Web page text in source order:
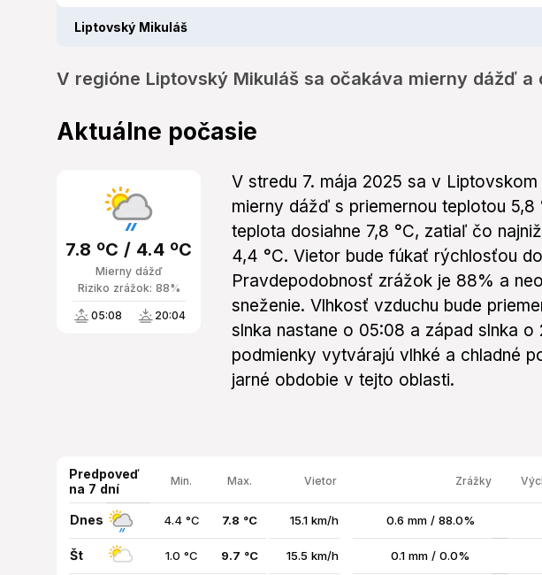
Liptovský Mikuláš
V regióne Liptovský Mikuláš sa očakáva mierny dážď a
Aktuálne počasie
Mierny dážď
7.8 ºC / 4.4 ºC
Riziko zrážok: 88%
05:08 20:04
V stredu 7. mája 2025 sa v
mierny dážď s priemernou teplotou 5,8
teplota dosiahne 7,8 °C, zatiaľ čo
4,4 °C. Vietor bude fúkať rýchlosťou do
Pravdepodobnosť zrážok je 88% a
sneženie. Vlhkosť vzduchu bude
slnka nastane o 05:08 a západ slnka o
podmienky vytvárajú vlhké a chladné
jarné obdobie v tejto oblasti.
Predpoveď
na 7 dní
Min. Max. Vietor Zrážky
Dnes 4.4 °C 7.8 °C 15.1 km/h 0.6 mm / 88.0%
Št 1.0 °C 9.7 °C 15.5 km/h 0.1 mm / 0.0%